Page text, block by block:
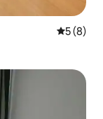
Средна
5 (8)